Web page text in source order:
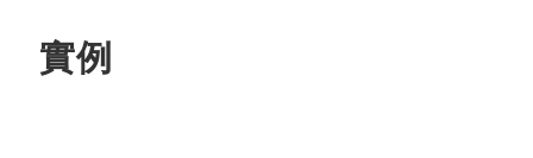
實例